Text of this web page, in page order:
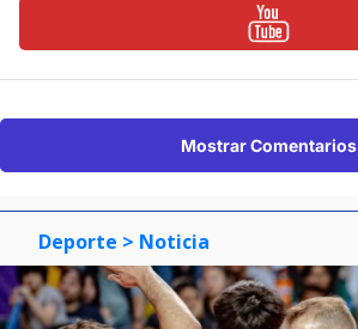
Mostrar Comentarios
Deporte > Noticia